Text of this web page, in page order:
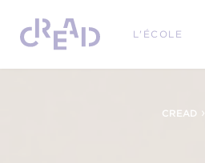
L'ÉCOLE
CREAD ›